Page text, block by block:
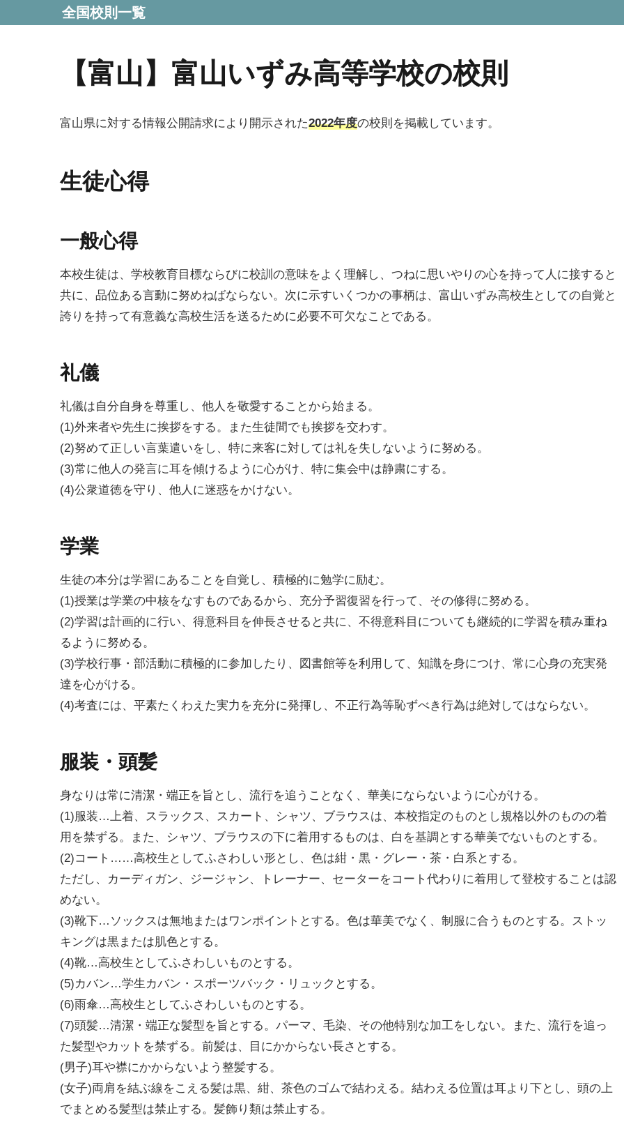
全国校則一覧
【富山】富山いずみ高等学校の校則
富山県に対する情報公開請求により開示された2022年度の校則を掲載しています。
生徒心得
一般心得
本校生徒は、学校教育目標ならびに校訓の意味をよく理解し、つねに思いやりの心を持って人に接すると
共に、品位ある言動に努めねばならない。次に示すいくつかの事柄は、富山いずみ高校生としての自覚と
誇りを持って有意義な高校生活を送るために必要不可欠なことである。
礼儀
礼儀は自分自身を尊重し、他人を敬愛することから始まる。
(1)外来者や先生に挨拶をする。また生徒間でも挨拶を交わす。
(2)努めて正しい言葉遣いをし、特に来客に対しては礼を失しないように努める。
(3)常に他人の発言に耳を傾けるように心がけ、特に集会中は静粛にする。
(4)公衆道徳を守り、他人に迷惑をかけない。
学業
生徒の本分は学習にあることを自覚し、積極的に勉学に励む。
(1)授業は学業の中核をなすものであるから、充分予習復習を行って、その修得に努める。
(2)学習は計画的に行い、得意科目を伸長させると共に、不得意科目についても継続的に学習を積み重ね
るように努める。
(3)学校行事・部活動に積極的に参加したり、図書館等を利用して、知識を身につけ、常に心身の充実発
達を心がける。
(4)考査には、平素たくわえた実力を充分に発揮し、不正行為等恥ずべき行為は絶対してはならない。
服装・頭髪
身なりは常に清潔・端正を旨とし、流行を追うことなく、華美にならないように心がける。
(1)服装…上着、スラックス、スカート、シャツ、ブラウスは、本校指定のものとし規格以外のものの着
用を禁ずる。また、シャツ、ブラウスの下に着用するものは、白を基調とする華美でないものとする。
(2)コート……高校生としてふさわしい形とし、色は紺・黒・グレー・茶・白系とする。
ただし、カーディガン、ジージャン、トレーナー、セーターをコート代わりに着用して登校することは認
めない。
(3)靴下…ソックスは無地またはワンポイントとする。色は華美でなく、制服に合うものとする。ストッ
キングは黒または肌色とする。
(4)靴…高校生としてふさわしいものとする。
(5)カバン…学生カバン・スポーツバック・リュックとする。
(6)雨傘…高校生としてふさわしいものとする。
(7)頭髪…清潔・端正な髪型を旨とする。パーマ、毛染、その他特別な加工をしない。また、流行を追っ
た髪型やカットを禁ずる。前髪は、目にかからない長さとする。
(男子)耳や襟にかからないよう整髪する。
(女子)両肩を結ぶ線をこえる髪は黒、紺、茶色のゴムで結わえる。結わえる位置は耳より下とし、頭の上
でまとめる髪型は禁止する。髪飾り類は禁止する。